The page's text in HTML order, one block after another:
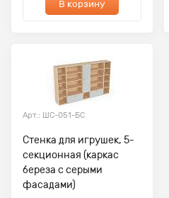
В корзину
Арт.: ШС-051-БС
Стенка для игрушек, 5-
секционная (каркас
береза с серыми
фасадами)